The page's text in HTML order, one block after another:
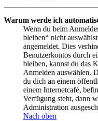
Warum werde ich
Wenn du beim
bleiben“ nicht
angemeldet. Dies
Benutzerkontos durch
bleiben, kannst du das
Anmelden auswählen.
du dich an einem
einem Internetcafé,
Verfügung steht, dann
Administration
Nach oben